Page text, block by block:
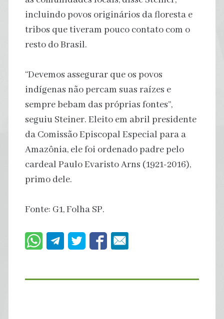
incluindo povos originários da floresta e
tribos que tiveram pouco contato com o
resto do Brasil.
“Devemos assegurar que os povos
indígenas não percam suas raízes e
sempre bebam das próprias fontes”,
seguiu Steiner. Eleito em abril presidente
da Comissão Episcopal Especial para a
Amazônia, ele foi ordenado padre pelo
cardeal Paulo Evaristo Arns (1921-2016),
primo dele.
Fonte: G1, Folha SP.